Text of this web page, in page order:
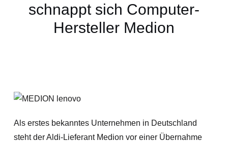
schnappt sich Computer-
Hersteller Medion
Als erstes bekanntes Unternehmen in Deutschland
steht der Aldi-Lieferant Medion vor einer Übernahme